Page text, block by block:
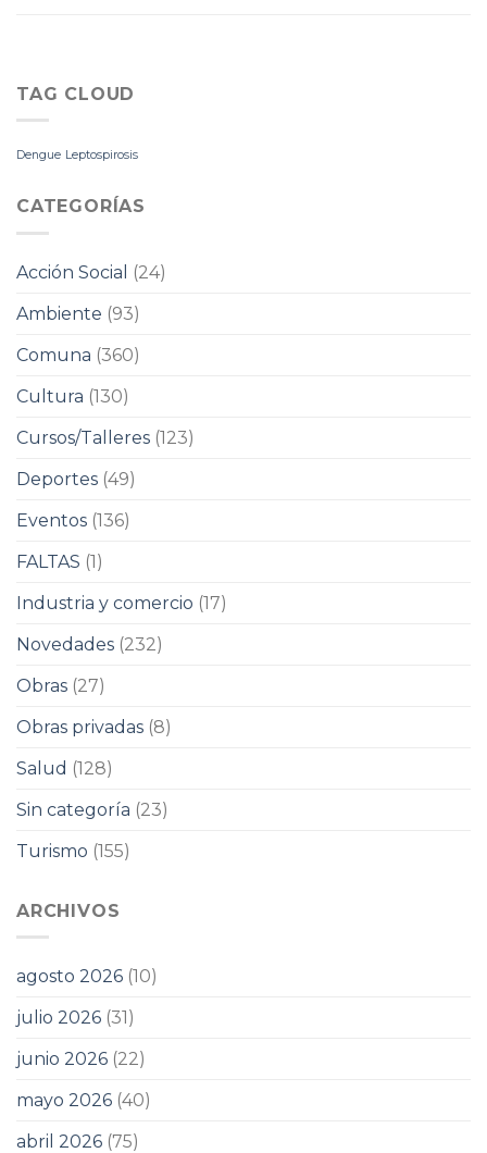
TAG CLOUD
Dengue Leptospirosis
CATEGORÍAS
Acción Social
(24)
Ambiente (93)
Comuna (360)
Cultura (130)
Cursos/Talleres (123)
Deportes (49)
Eventos (136)
FALTAS (1)
Industria y comercio (17)
Novedades (232)
Obras (27)
Obras privadas (8)
Salud (128)
Sin categoría (23)
Turismo (155)
ARCHIVOS
agosto 2026 (10)
julio 2026 (31)
junio 2026 (22)
mayo 2026 (40)
abril 2026 (75)